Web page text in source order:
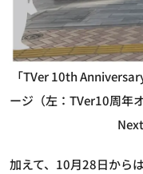
「TVer 10th
ージ（左：TVer10周年
加えて、10月28日から